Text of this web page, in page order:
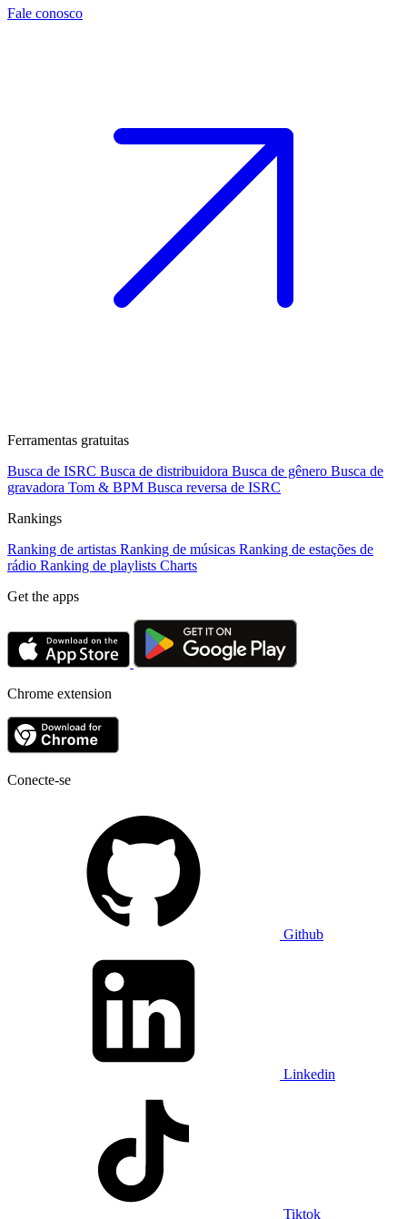
Fale conosco
Ferramentas gratuitas
Busca de ISRC Busca de distribuidora Busca de gênero Busca de
gravadora Tom & BPM Busca reversa de ISRC
Rankings
Ranking de artistas Ranking de músicas Ranking de estações de
rádio Ranking de playlists Charts
Get the apps
Chrome extension
Conecte-se
Github
Linkedin
Tiktok